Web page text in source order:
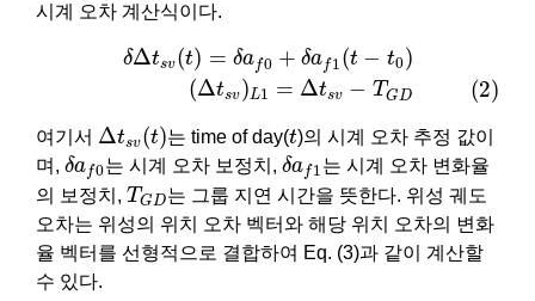
시계 오차 계산식이다.
δΔtsv(t) = δaf0 + δaf1(t − t0)
(Δtsv)L1 = Δtsv − TG D (2)
=δa f +δ (t (2) sv 1 =
여기서 Δtsv(t)
Δ s (t) 는 time of day(t
t)의 시계 오차 추정 값이
며, δaf0
δ a 0는 시계 오차 보정치, δaf1
δa 1는 시계 오차 변화율
의 보정치, TGD
TG D는 그룹 지연 시간을 뜻한다. 위성 궤도
오차는 위성의 위치 오차 벡터와 해당 위치 오차의 변화
율 벡터를 선형적으로 결합하여 Eq. (3)과 같이 계산할
수 있다.